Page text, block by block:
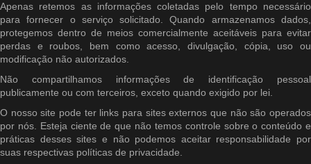
Apenas retemos as informações coletadas pelo tempo necessário
para fornecer o serviço solicitado. Quando armazenamos dados,
protegemos dentro de meios comercialmente aceitáveis ​​para evitar
perdas e roubos, bem como acesso, divulgação, cópia, uso ou
modificação não autorizados.
Não compartilhamos informações de identificação pessoal
publicamente ou com terceiros, exceto quando exigido por lei.
O nosso site pode ter links para sites externos que não são operados
por nós. Esteja ciente de que não temos controle sobre o conteúdo e
práticas desses sites e não podemos aceitar responsabilidade por
suas respectivas políticas de privacidade.